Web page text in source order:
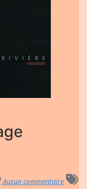
Aucun commentaire